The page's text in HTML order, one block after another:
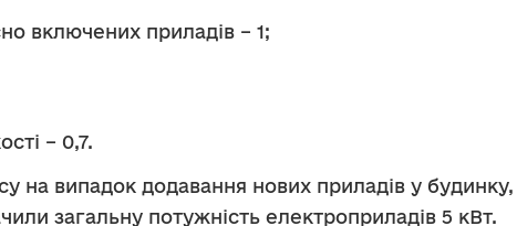
включених приладів – 1;
– 0,7.
на випадок додавання нових приладів у
загальну потужність електроприладів 5 кВт.